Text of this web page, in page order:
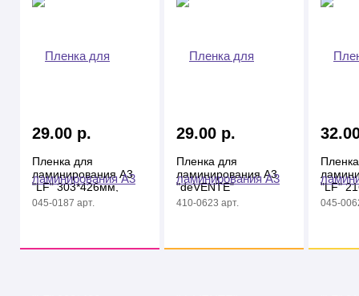
29.00 р.
Пленка для
ламинирования А3
"LF" 303*426мм,
80мкм
045-0187 арт.
29.00 р.
Пленка для
ламинирования А3
"deVENTE"
303*426мм, 80мкм
410-0623 арт.
"LF"
045-